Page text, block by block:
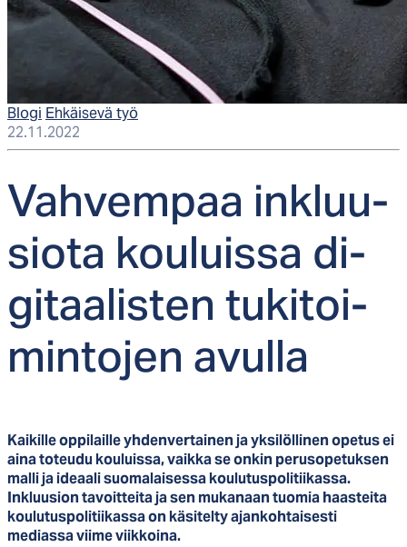
Blogi Ehkäisevä työ
22.11.2022
Vah­vem­paa ink­luu­
sio­ta kou­luis­sa di­
gi­taa­lis­ten tu­ki­toi­
min­to­jen avul­la
Kaikille oppilaille yhdenvertainen ja yksilöllinen opetus ei
aina toteudu kouluissa, vaikka se onkin perusopetuksen
malli ja ideaali suomalaisessa koulutuspolitiikassa.
Inkluusion tavoitteita ja sen mukanaan tuomia haasteita
koulutuspolitiikassa on käsitelty ajankohtaisesti
mediassa viime viikkoina.